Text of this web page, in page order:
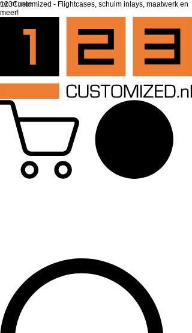
top of page
123Customized - Flightcases, schuim inlays, maatwerk en
meer!